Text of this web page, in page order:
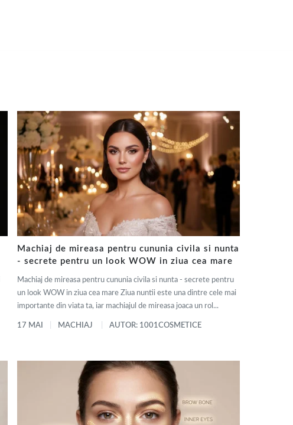
Machiaj de mireasa pentru cununia civila si nunta
- secrete pentru un look WOW in ziua cea mare
Machiaj de mireasa pentru cununia civila si nunta - secrete pentru
un look WOW in ziua cea mare Ziua nuntii este una dintre cele mai
importante din viata ta, iar machiajul de mireasa joaca un rol...
17 MAI MACHIAJ AUTOR: 1001COSMETICE